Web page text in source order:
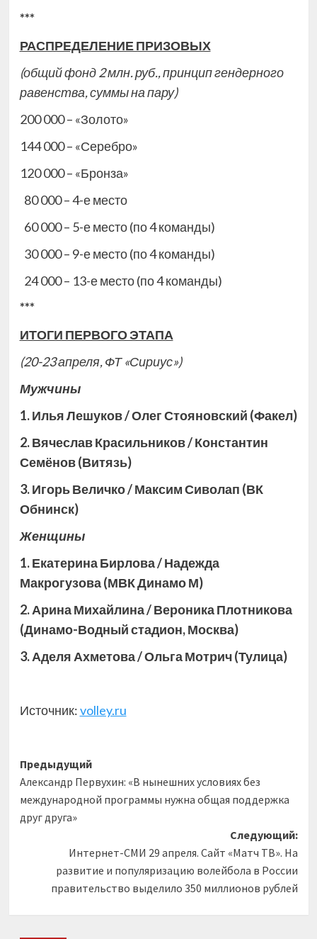
***
РАСПРЕДЕЛЕНИЕ ПРИЗОВЫХ
(общий фонд 2 млн. руб., принцип гендерного
равенства, суммы на пару)
200 000 – «Золото»
144 000 – «Серебро»
120 000 – «Бронза»
80 000 – 4-е место
60 000 – 5-е место (по 4 команды)
30 000 – 9-е место (по 4 команды)
24 000 – 13-е место (по 4 команды)
***
ИТОГИ ПЕРВОГО ЭТАПА
(20-23 апреля, ФТ «Сириус»)
Мужчины
1. Илья Лешуков / Олег Стояновский (Факел)
2. Вячеслав Красильников / Константин
Семёнов (Витязь)
3. Игорь Величко / Максим Сиволап (ВК
Обнинск)
Женщины
1. Екатерина Бирлова / Надежда
Макрогузова (МВК Динамо М)
2. Арина Михайлина / Вероника Плотникова
(Динамо-Водный стадион, Москва)
3. Аделя Ахметова / Ольга Мотрич (Тулица)
Источник:volley.ru
Навигация
записи
Предыдущий
Александр Первухин: «В нынешних условиях без
международной программы нужна общая поддержка
друг друга»
Следующий:
Интернет-СМИ 29 апреля. Сайт «Матч ТВ». На
развитие и популяризацию волейбола в России
правительство выделило 350 миллионов рублей